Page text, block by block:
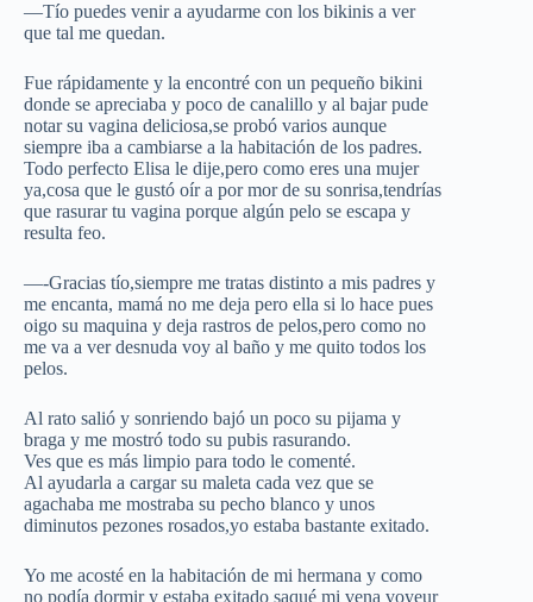
—Tío puedes venir a ayudarme con los bikinis a ver
que tal me quedan.
Fue rápidamente y la encontré con un pequeño bikini
donde se apreciaba y poco de canalillo y al bajar pude
notar su vagina deliciosa,se probó varios aunque
siempre iba a cambiarse a la habitación de los padres.
Todo perfecto Elisa le dije,pero como eres una mujer
ya,cosa que le gustó oír a por mor de su sonrisa,tendrías
que rasurar tu vagina porque algún pelo se escapa y
resulta feo.
—-Gracias tío,siempre me tratas distinto a mis padres y
me encanta, mamá no me deja pero ella si lo hace pues
oigo su maquina y deja rastros de pelos,pero como no
me va a ver desnuda voy al baño y me quito todos los
pelos.
Al rato salió y sonriendo bajó un poco su pijama y
braga y me mostró todo su pubis rasurando.
Ves que es más limpio para todo le comenté.
Al ayudarla a cargar su maleta cada vez que se
agachaba me mostraba su pecho blanco y unos
diminutos pezones rosados,yo estaba bastante exitado.
Yo me acosté en la habitación de mi hermana y como
no podía dormir y estaba exitado saqué mi vena voyeur